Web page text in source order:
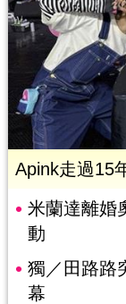
Apink走過15
米蘭達離婚
動
獨／田路路
幕